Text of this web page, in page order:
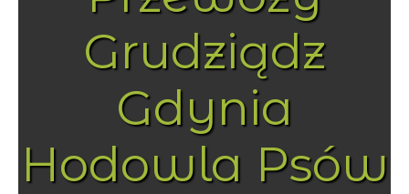
Grudziądz
Gdynia
Hodowla Psów